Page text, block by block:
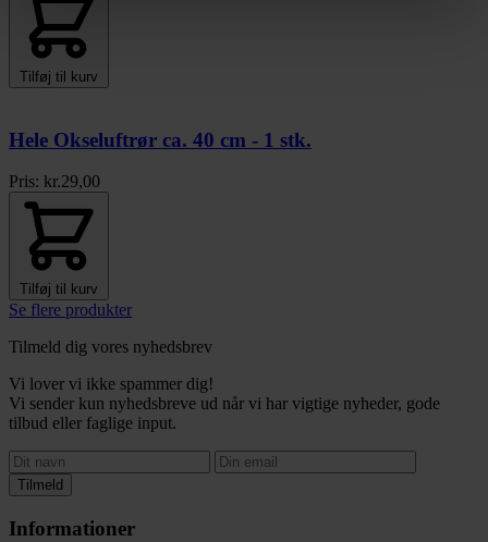
Tilføj til kurv
Hele Okseluftrør ca. 40 cm - 1 stk.
Pris: kr.29,00
Tilføj til kurv
Se flere produkter
Tilmeld dig vores nyhedsbrev
Vi lover vi ikke spammer dig!
Vi sender kun nyhedsbreve ud når vi har vigtige nyheder, gode
tilbud eller faglige input.
Tilmeld
Informationer